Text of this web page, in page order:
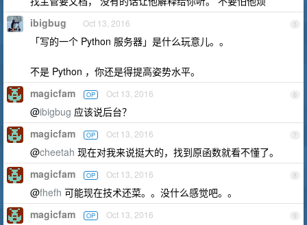
5
ibigbug Oct 13, 2016
「写的一个 Python 服务器」是什么玩意儿。。
不是 Python ，你还是得提高姿势水平。
6
magicfam OP Oct 13, 2016
@ibigbug 应该说后台？
7
magicfam OP Oct 13, 2016
@cheetah 现在对我来说挺大的，找到原函数就看不懂了。
8
magicfam OP Oct 13, 2016
@fhefh 可能现在技术还菜。。没什么感觉吧。。
9
magicfam OP Oct 13, 2016